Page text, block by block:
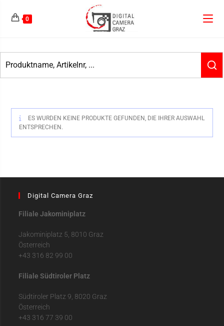
0
ES WURDEN KEINE PRODUKTE GEFUNDEN, DIE IHRER AUSWAHL
ENTSPRECHEN.
Digital Camera Graz
Filiale Jakominiplatz
Jakominiplatz 5, 8010 Graz
Österreich
+43 316 82 99 00
Filiale Südtiroler Platz
Südtiroler Platz 9, 8020 Graz
Österreich
+43 316 77 39 00